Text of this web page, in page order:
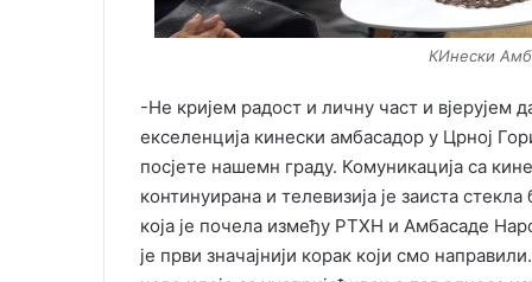
КИнески
-Не кријем радост и личну част и вјерујем
екселенција кинески амбасадор у Црној
посјете нашемн граду. Комуникација са
континуирана и телевизија је заиста
која је почела између РТХН и Амбасаде
је први значајнији корак који смо